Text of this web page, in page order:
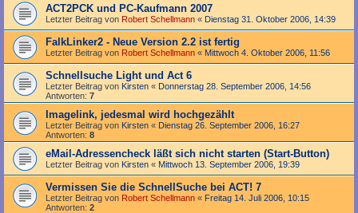
ACT2PCK und PC-Kaufmann 2007
Letzter Beitrag von Robert Schellmann « Dienstag 31. Oktober 2006, 14:39
FalkLinker2 - Neue Version 2.2 ist fertig
Letzter Beitrag von Robert Schellmann « Mittwoch 4. Oktober 2006, 11:56
Schnellsuche Light und Act 6
Letzter Beitrag von Kirsten « Donnerstag 28. September 2006, 14:56
Antworten: 7
Imagelink, jedesmal wird hochgezählt
Letzter Beitrag von Kirsten « Dienstag 26. September 2006, 16:27
Antworten: 8
eMail-Adressencheck läßt sich nicht starten (Start-Button)
Letzter Beitrag von Kirsten « Mittwoch 13. September 2006, 19:39
Vermissen Sie die SchnellSuche bei ACT! 7
Letzter Beitrag von Robert Schellmann « Freitag 14. Juli 2006, 10:15
Antworten: 2